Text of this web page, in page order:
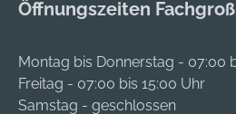
aufgrund der
Stufenspitze - auch
in Rohren und
abgerundeten
Öffnungszeiten
Montag bis Donnerstag - 07:00
Freitag - 07:00 bis 15:00 Uhr
Samstag - geschlossen